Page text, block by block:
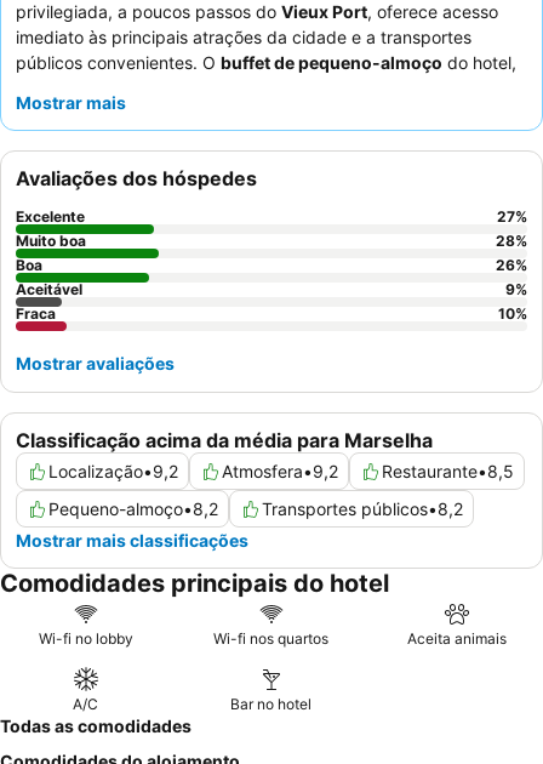
privilegiada, a poucos passos do Vieux Port, oferece acesso
imediato às principais atrações da cidade e a transportes
públicos convenientes. O buffet de pequeno-almoço do hotel,
frescas e deliciosas, garantindo um começo de dia satisfatório
consistentemente o
pessoal da receção
acolhedor e eficiente. Para uma experiência mais tranquila,
considere pedir um quarto virado para longe da movimentada
praça.
Mostrar mais
Classificação acima da média para Marselha
Localização•9,2 Atmosfera•9,2 Restaurante•8,5
Pequeno-almoço•8,2 Transportes públicos•8,2
Mostrar mais classificações
Avaliações dos hóspedes
Excelente 27%
Muito boa
28%
Boa
26%
Aceitável
9%
Fraca
10%
Mostrar avaliações
Comodidades principais do hotel
Wi-fi no lobby Wi-fi nos quartos Aceita animais
A/C Bar no hotel
Todas as comodidades